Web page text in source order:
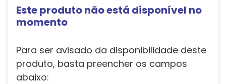
Este produto não está disponível no
momento
Para ser avisado da disponibilidade deste
produto, basta preencher os campos
abaixo: